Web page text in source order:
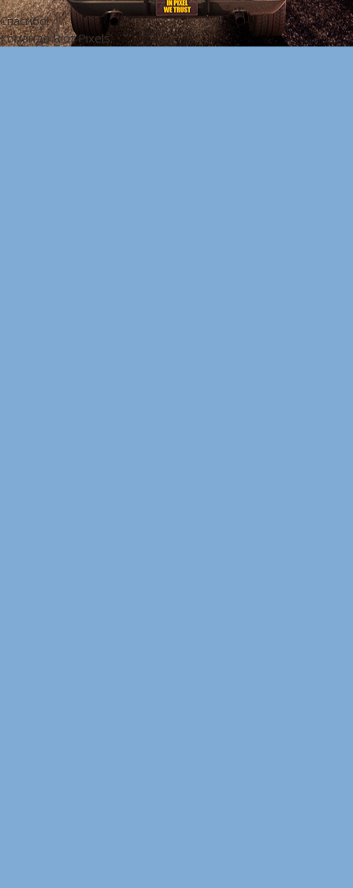
Спасибо!
Команда Riot Pixels.